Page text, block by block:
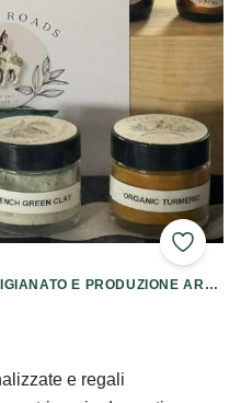
ARTIGIANATO E PRODUZIONE ARTIGIANALE
e regali